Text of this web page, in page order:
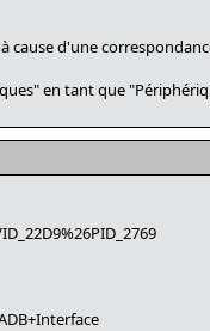
à cause d'une
en tant que